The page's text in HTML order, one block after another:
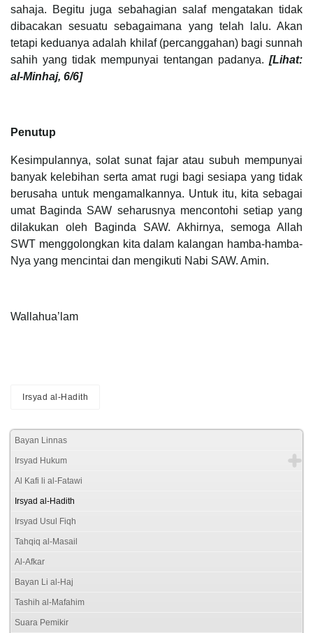
sahaja. Begitu juga sebahagian salaf mengatakan tidak
dibacakan sesuatu sebagaimana yang telah lalu. Akan
tetapi keduanya adalah khilaf (percanggahan) bagi sunnah
sahih yang tidak mempunyai tentangan padanya. [Lihat:
al-Minhaj, 6/6]
Penutup
Kesimpulannya, solat sunat fajar atau subuh mempunyai
banyak kelebihan serta amat rugi bagi sesiapa yang tidak
berusaha untuk mengamalkannya. Untuk itu, kita sebagai
umat Baginda SAW seharusnya mencontohi setiap yang
dilakukan oleh Baginda SAW. Akhirnya, semoga Allah
SWT menggolongkan kita dalam kalangan hamba-hamba-
Nya yang mencintai dan mengikuti Nabi SAW. Amin.
Wallahua’lam
Irsyad al-Hadith
Bayan Linnas
Irsyad Hukum
Al Kafi li al-Fatawi
Irsyad al-Hadith
Irsyad Usul Fiqh
Tahqiq al-Masail
Al-Afkar
Bayan Li al-Haj
Tashih al-Mafahim
Suara Pemikir